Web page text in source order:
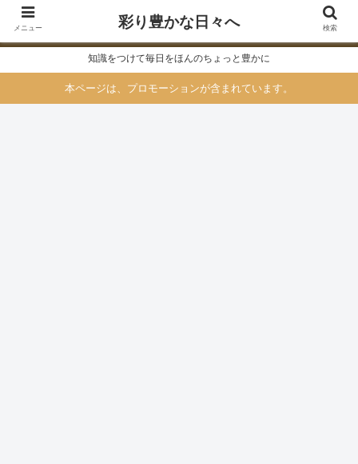
知識をつけて毎日をほんのちょっと豊かに
本ページは、プロモーションが含まれています。
メニュー 彩り豊かな日々へ 検索